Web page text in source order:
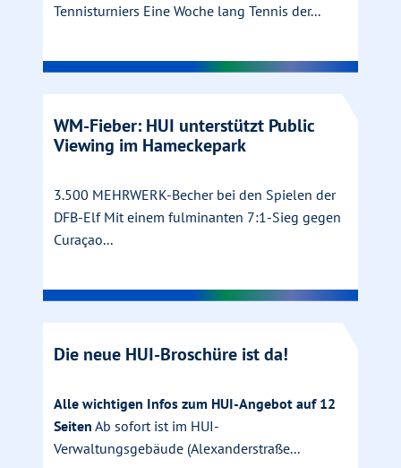
Tennisturniers Eine Woche lang Tennis der...
WM-Fieber: HUI unterstützt Public
Viewing im Hameckepark
3.500 MEHRWERK-Becher bei den Spielen der
DFB-Elf Mit einem fulminanten 7:1-Sieg gegen
Curaçao...
Die neue HUI-Broschüre ist da!
Alle wichtigen Infos zum HUI-Angebot auf 12
Seiten Ab sofort ist im HUI-
Verwaltungsgebäude (Alexanderstraße...